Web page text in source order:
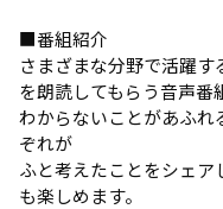
■番組紹介
さまざまな分野で活躍
を朗読してもらう⾳声番
わからないことがあふれ
ぞれが
ふと考えたことをシェ
も楽しめます。